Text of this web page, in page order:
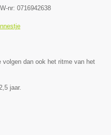
nr: 0716942638
dan ook het ritme van het
jaar.